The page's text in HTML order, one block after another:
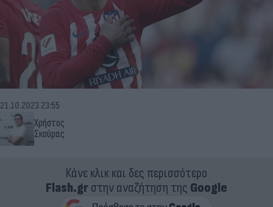
Χρήστος
Σκούρας
21.10.2023 23:55
Κάνε κλικ και δες περισσότερο
Flash.grστην αναζήτηση της Google